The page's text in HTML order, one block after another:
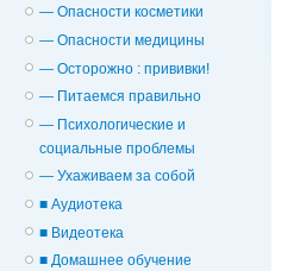
— Опасности косметики
— Опасности медицины
— Осторожно : прививки!
— Питаемся правильно
— Психологические и
cоциальные проблемы
— Ухаживаем за собой
■ Аудиотека
■ Видеотека
■ Домашнее обучение